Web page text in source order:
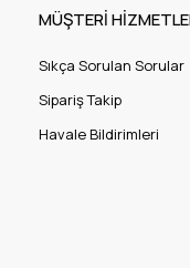
MÜŞTERİ
Sıkça Sorulan Sorular
Sipariş Takip
Havale Bildirimleri